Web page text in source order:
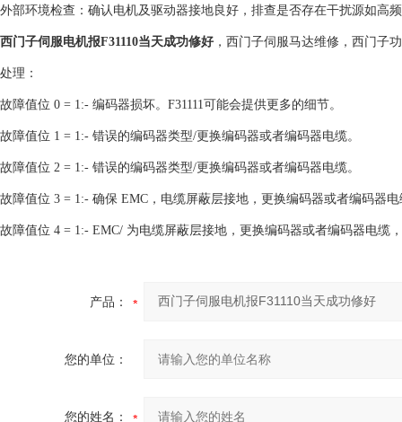
外部环境检查：确认电机及驱动器接地良好，排查是否存在干扰源如高
西门子伺服电机报F31110当天成功修好 ，西门子伺服马达维修，西门子
处理：
故障值位 0 = 1:- 编码器损坏。F31111可能会提供更多的细节。
故障值位 1 = 1:- 错误的编码器类型/更换编码器或者编码器电缆。
故障值位 2 = 1:- 错误的编码器类型/更换编码器或者编码器电缆。
故障值位 3 = 1:- 确保 EMC，电缆屏蔽层接地，更换编码器或者编码器电
故障值位 4 = 1:- EMC/ 为电缆屏蔽层接地，更换编码器或者编码器电缆
产品：
您的单位：
您的姓名：